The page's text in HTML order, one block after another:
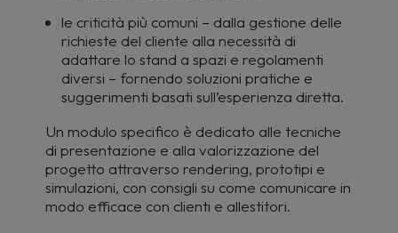
le criticità più comuni – dalla gestione delle
richieste del cliente alla necessità di
adattare lo stand a spazi e regolamenti
diversi – fornendo soluzioni pratiche e
suggerimenti basati sull’esperienza diretta.
Un modulo specifico è dedicato alle tecniche
di presentazione e alla valorizzazione del
progetto attraverso rendering, prototipi e
simulazioni, con consigli su come comunicare in
modo efficace con clienti e allestitori.